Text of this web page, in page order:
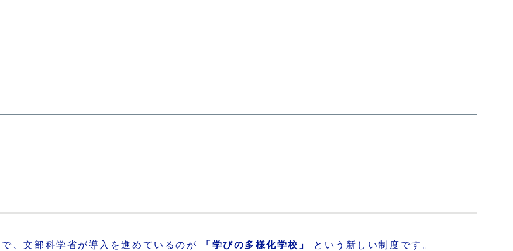
、文部科学省が導入を進めているのが 「学びの多様化学校」
という新しい制度です。